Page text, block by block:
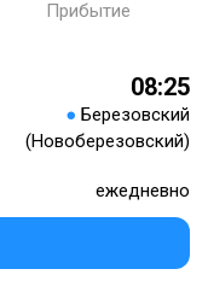
Прибытие
08:25
● Березовский
(Новоберезовский)
ежедневно